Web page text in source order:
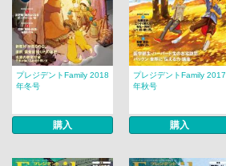
プレジデントFamily 2018
年冬号
購入
プレジデントFamily 2017
年秋号
購入